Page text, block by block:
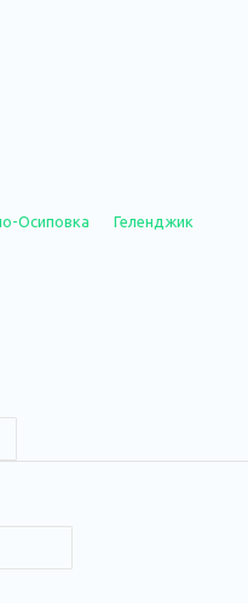
Осиповка
Геленджик